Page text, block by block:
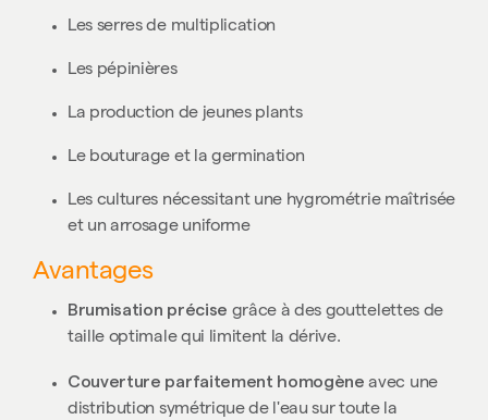
Les serres de multiplication
Les pépinières
La production de jeunes plants
Le bouturage et la germination
Les cultures nécessitant une hygrométrie maîtrisée
et un arrosage uniforme
Avantages
Brumisation précise grâce à des gouttelettes de
taille optimale qui limitent la dérive.
Couverture parfaitement homogène avec une
distribution symétrique de l'eau sur toute la